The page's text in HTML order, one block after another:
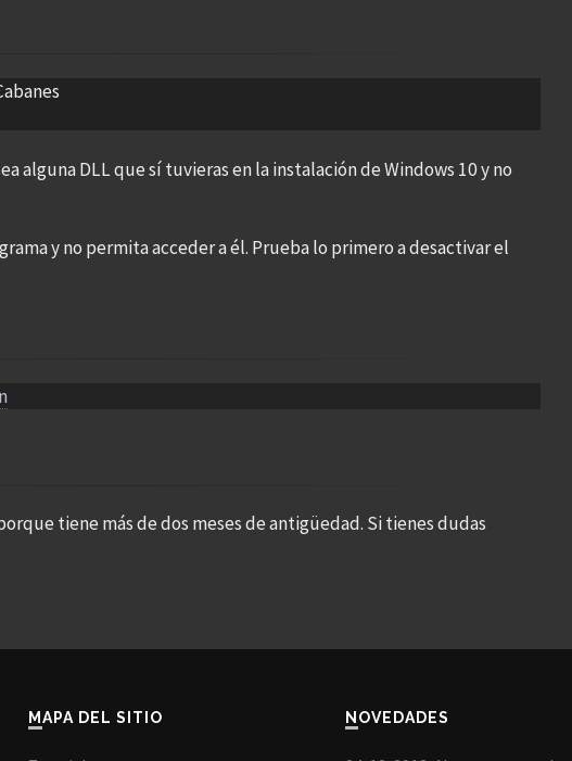
alguna DLL que sí tuvieras en la instalación de Windows 10 y no
y no permita acceder a él. Prueba lo primero a desactivar el
tiene más de dos meses de antigüedad. Si tienes dudas
MAPA DEL SITIO NOVEDADES